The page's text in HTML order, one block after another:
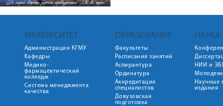
УНИВЕРСИТЕТ
Администрация КГМУ
Кафедры
Медико-
фармацевтический
колледж
Система менеджмента
качества
ОБРАЗОВАНИЕ
Факультеты
Расписания занятий
Аспирантура
Ординатура
Аккредитация
специалистов
Довузовская
подготовка
НАУКА
НИИ и
Научные
издания